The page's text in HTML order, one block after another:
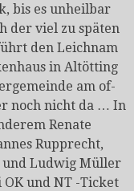
bis es unheilbar
der viel zu späten
den Leichnam
in Altötting
am of­
noch nicht da … In
Renate
Rupprecht,
Ludwig Müller
OK und NT -Ticket